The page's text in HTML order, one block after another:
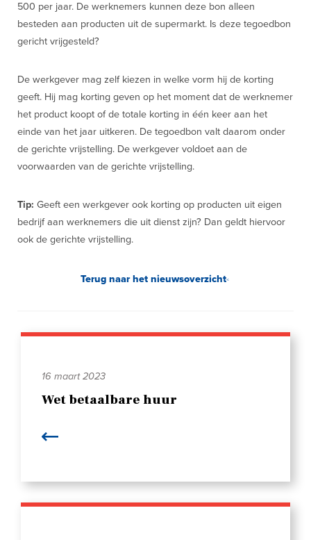
500 per jaar. De werknemers kunnen deze bon alleen
besteden aan producten uit de supermarkt. Is deze tegoedbon
gericht vrijgesteld?
De werkgever mag zelf kiezen in welke vorm hij de korting
geeft. Hij mag korting geven op het moment dat de werknemer
het product koopt of de totale korting in één keer aan het
einde van het jaar uitkeren. De tegoedbon valt daarom onder
de gerichte vrijstelling. De werkgever voldoet aan de
voorwaarden van de gerichte vrijstelling.
Tip: Geeft een werkgever ook korting op producten uit eigen
bedrijf aan werknemers die uit dienst zijn? Dan geldt hiervoor
ook de gerichte vrijstelling.
Terug naar het nieuwsoverzicht
16 maart 2023
Wet betaalbare huur